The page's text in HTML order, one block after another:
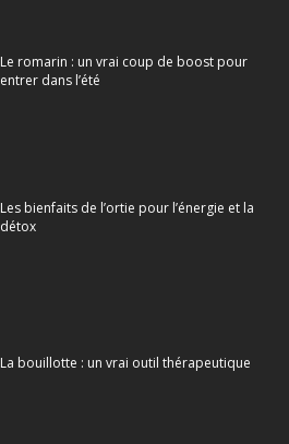
Le romarin : un vrai coup de boost pour
entrer dans l’été
Les bienfaits de l’ortie pour l’énergie et la
détox
La bouillotte : un vrai outil thérapeutique